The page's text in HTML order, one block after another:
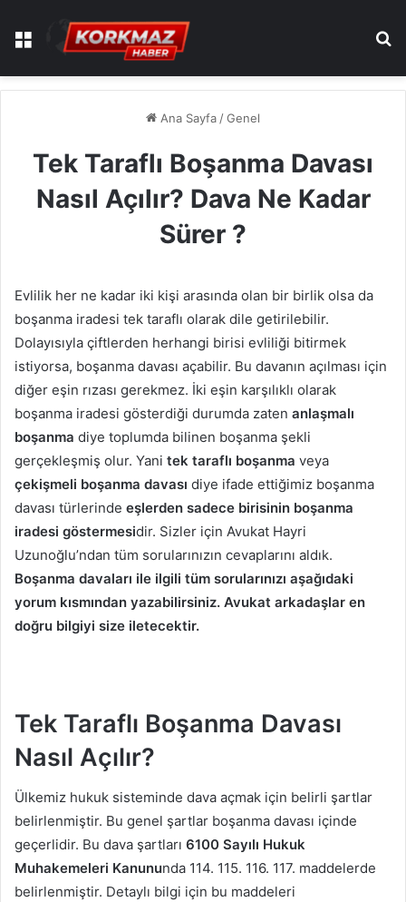
Menü
Ana Sayfa /Genel
Tek Taraflı Boşanma Davası
Nasıl Açılır? Dava Ne Kadar
Sürer ?
Evlilik her ne kadar iki kişi arasında olan bir birlik olsa da
boşanma iradesi tek taraflı olarak dile getirilebilir.
Dolayısıyla çiftlerden herhangi birisi evliliği bitirmek
istiyorsa, boşanma davası açabilir. Bu davanın açılması için
diğer eşin rızası gerekmez. İki eşin karşılıklı olarak
boşanma iradesi gösterdiği durumda zaten anlaşmalı
boşanma diye toplumda bilinen boşanma şekli
gerçekleşmiş olur. Yani tek taraflı boşanma veya
çekişmeli boşanma davası diye ifade ettiğimiz boşanma
davası türlerinde eşlerden sadece birisinin boşanma
iradesi göstermesidir. Sizler için Avukat Hayri
Uzunoğlu’ndan tüm sorularınızın cevaplarını aldık.
Boşanma davaları ile ilgili tüm sorularınızı aşağıdaki
yorum kısmından yazabilirsiniz. Avukat arkadaşlar en
doğru bilgiyi size iletecektir.
Tek Taraflı Boşanma Davası
Nasıl Açılır?
Ülkemiz hukuk sisteminde dava açmak için belirli şartlar
belirlenmiştir. Bu genel şartlar boşanma davası içinde
geçerlidir. Bu dava şartları 6100 Sayılı Hukuk
Muhakemeleri Kanununda 114. 115. 116. 117. maddelerde
belirlenmiştir. Detaylı bilgi için bu maddeleri